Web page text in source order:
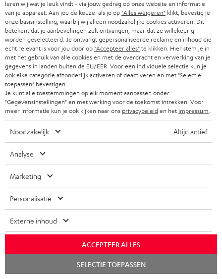
stereospeakers om
compatibele Teufel speakers
naar een surround systeem uit
te breiden
€ 399,99
optisch TOSLINK / 3,5 mm
mini TOSLINK
€ 19,99
Inhoud levering
1 × Paar boekenplankspeaker UL 25 Active – Night black
1 × Boekenplankspeaker UL 25 – Zwart
1 × Boekenplankspeaker UL 25 Active – Zwart
1 × ULTIMA 25 DAB antenne – Night black
1 × ULTIMA 25 afstandsbediening – Zwart
2 × ULTIMA 25 cover van textiel – Night black
1 × Stroomkabel – Zwart
1 × 3,5m Luidsprekerkabel
leren wij wat je leuk vindt - via jouw gedrag op onze website en informatie
van je apparaat. Aan jou de keuze: als je op "Alles weigeren" klikt, bevestig je
onze basisinstelling, waarbij wij alleen noodzakelijke cookies activeren. Dit
betekent dat je aanbevelingen zult ontvangen, maar dat ze willekeurig
worden geselecteerd. Je ontvangt gepersonaliseerde reclame en inhoud die
echt relevant is voor jou door op "Accepteer alles"te klikken. Hier stem je in
met het gebruik van alle cookies en met de overdracht en verwerking van je
gegevens in landen buiten de EU/EER. Voor een individuele selectie kun je
ook elke categorie afzonderlijk activeren of deactiveren en met "Selectie
toepassen" bevestigen.
Je kunt alle toestemmingen op elk moment aanpassen onder
"Gegevensinstellingen" en met werking voor de toekomst intrekken. Voor
meer informatie kun je ook kijken naar ons privacybeleiden het impressum
Noodzakelijk Altijd actief
Analyse
Marketing
Personalisatie
Externe inhoud
ACCEPTEER ALLES
SELECTIE TOEPASSEN